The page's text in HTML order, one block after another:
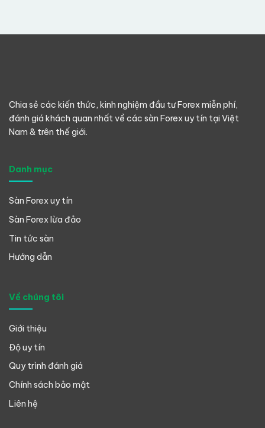
Chia sẻ các kiến thức, kinh nghiệm đầu tư Forex miễn phí,
đánh giá khách quan nhất về các sàn Forex uy tín tại Việt
Nam & trên thế giới.
Danh mục
Sàn Forex uy tín
Sàn Forex lừa đảo
Tin tức sàn
Hướng dẫn
Về chúng tôi
Giới thiệu
Độ uy tín
Quy trình đánh giá
Chính sách bảo mật
Liên hệ